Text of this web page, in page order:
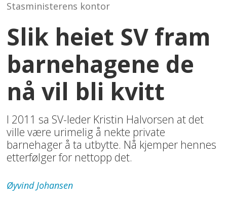
Stasministerens kontor
Slik heiet SV fram
barnehagene de
nå vil bli kvitt
I 2011 sa SV-leder Kristin Halvorsen at det
ville være urimelig å nekte private
barnehager å ta utbytte. Nå kjemper hennes
etterfølger for nettopp det.
Øyvind Johansen